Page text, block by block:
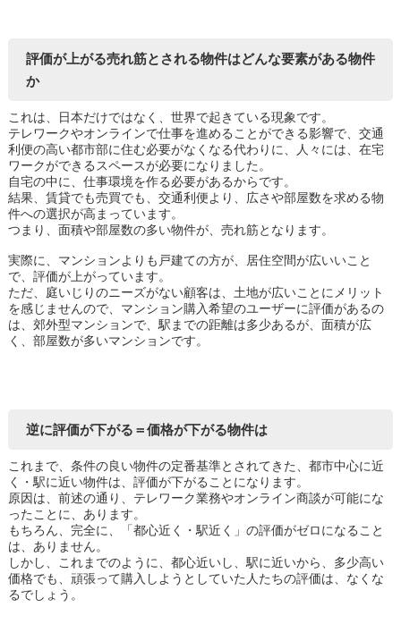
評価が上がる売れ筋とされる物件はどんな要素がある物件
か
これは、日本だけではなく、世界で起きている現象です。
テレワークやオンラインで仕事を進めることができる影響で、交通
利便の高い都市部に住む必要がなくなる代わりに、人々には、在宅
ワークができるスペースが必要になりました。
自宅の中に、仕事環境を作る必要があるからです。
結果、賃貸でも売買でも、交通利便より、広さや部屋数を求める物
件への選択が高まっています。
つまり、面積や部屋数の多い物件が、売れ筋となります。
実際に、マンションよりも戸建ての方が、居住空間が広いいこと
で、評価が上がっています。
ただ、庭いじりのニーズがない顧客は、土地が広いことにメリット
を感じませんので、マンション購入希望のユーザーに評価があるの
は、郊外型マンションで、駅までの距離は多少あるが、面積が広
く、部屋数が多いマンションです。
逆に評価が下がる＝価格が下がる物件は
これまで、条件の良い物件の定番基準とされてきた、都市中心に近
く・駅に近い物件は、評価が下がることになります。
原因は、前述の通り、テレワーク業務やオンライン商談が可能にな
ったことに、あります。
もちろん、完全に、「都心近く・駅近く」の評価がゼロになること
は、ありません。
しかし、これまでのように、都心近いし、駅に近いから、多少高い
価格でも、頑張って購入しようとしていた人たちの評価は、なくな
るでしょう。